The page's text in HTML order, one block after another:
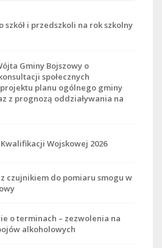
szkół i przedszkoli na rok szkolny
Gminy Bojszowy o
społecznych
planu ogólnego gminy
z prognozą oddziaływania na
Wojskowej 2026
czujnikiem do pomiaru smogu w
o terminach – zezwolenia na
alkoholowych